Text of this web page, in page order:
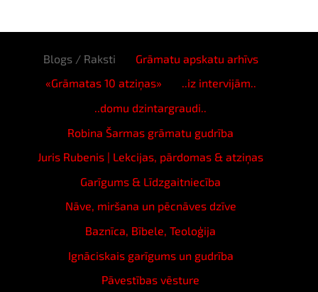
Blogs / Raksti
Grāmatu apskatu arhīvs
«Grāmatas 10 atziņas»
..iz intervijām..
..domu dzintargraudi..
Robina Šarmas grāmatu gudrība
Juris Rubenis | Lekcijas, pārdomas & atziņas
Garīgums & Līdzgaitniecība
Nāve, miršana un pēcnāves dzīve
Baznīca, Bībele, Teoloģija
Ignāciskais garīgums un gudrība
Pāvestības vēsture